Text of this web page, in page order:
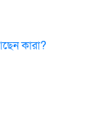
কারা?